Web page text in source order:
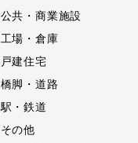
公共・商業施設
工場・倉庫
戸建住宅
橋脚・道路
駅・鉄道
その他